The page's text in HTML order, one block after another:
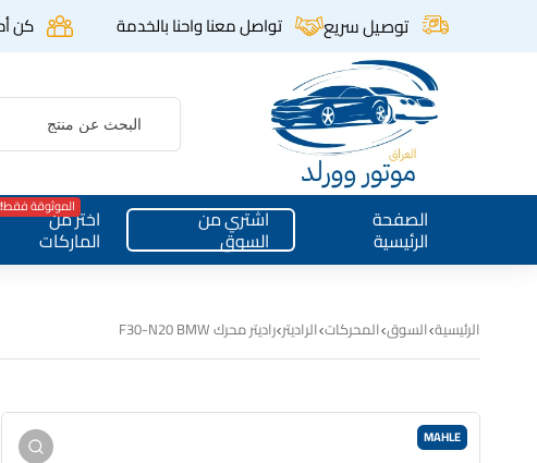
توصيل سريع تواصل معنا واحنا بالخدمة كن
الصفحة
الرئيسية
اشتري من
السوق
اختر من
الماركات
الموثوقة فقط!
الرئيسية السوق المحركات الراديتر راديتر محرك F30-N20 BMW
MAHLE